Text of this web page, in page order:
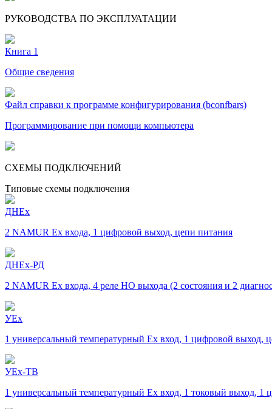
РУКОВОДСТВА ПО ЭКСПЛУАТАЦИИ
Книга 1
Общие сведения
Файл справки к программе конфигурирования (bconfbars)
Программирование при помощи компьютера
СХЕМЫ ПОДКЛЮЧЕНИЙ
Типовые схемы подключения
ДНEx
2 NAMUR Ex входа, 1 цифровой выход, цепи питания
ДНEx-РД
2 NAMUR Ex входа, 4 реле НО выхода (2 состояния и 2
УEx
1 универсальный температурный Ex вход, 1 цифровой выход,
УЕх-ТВ
1 универсальный температурный Ex вход, 1 токовый выход, 1